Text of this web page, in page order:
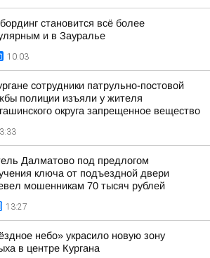
становится всё более
и в Зауралье
10:03
сотрудники патрульно-постовой
полиции изъяли у жителя
округа запрещенное вещество
Далматово под предлогом
ключа от подъездной двери
мошенникам 70 тысяч рублей
13:27
небо» украсило новую зону
в центре Кургана